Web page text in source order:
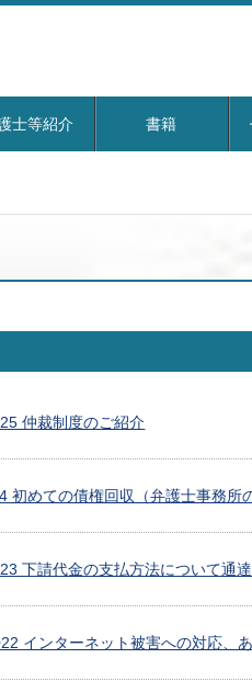
士等紹介 書籍
仲裁制度のご紹介
初めての債権回収（弁護士事務所
下請代金の支払方法について
インターネット被害への対応、